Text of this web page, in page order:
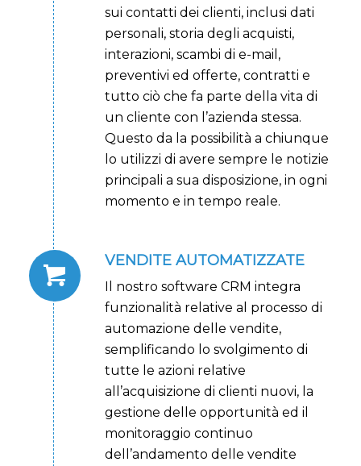
sui contatti dei clienti, inclusi dati
personali, storia degli acquisti,
interazioni, scambi di e-mail,
preventivi ed offerte, contratti e
tutto ciò che fa parte della vita di
un cliente con l’azienda stessa.
Questo da la possibilità a chiunque
lo utilizzi di avere sempre le notizie
principali a sua disposizione, in ogni
momento e in tempo reale.
VENDITE AUTOMATIZZATE
Il nostro software CRM integra
funzionalità relative al processo di
automazione delle vendite,
semplificando lo svolgimento di
tutte le azioni relative
all’acquisizione di clienti nuovi, la
gestione delle opportunità ed il
monitoraggio continuo
dell’andamento delle vendite